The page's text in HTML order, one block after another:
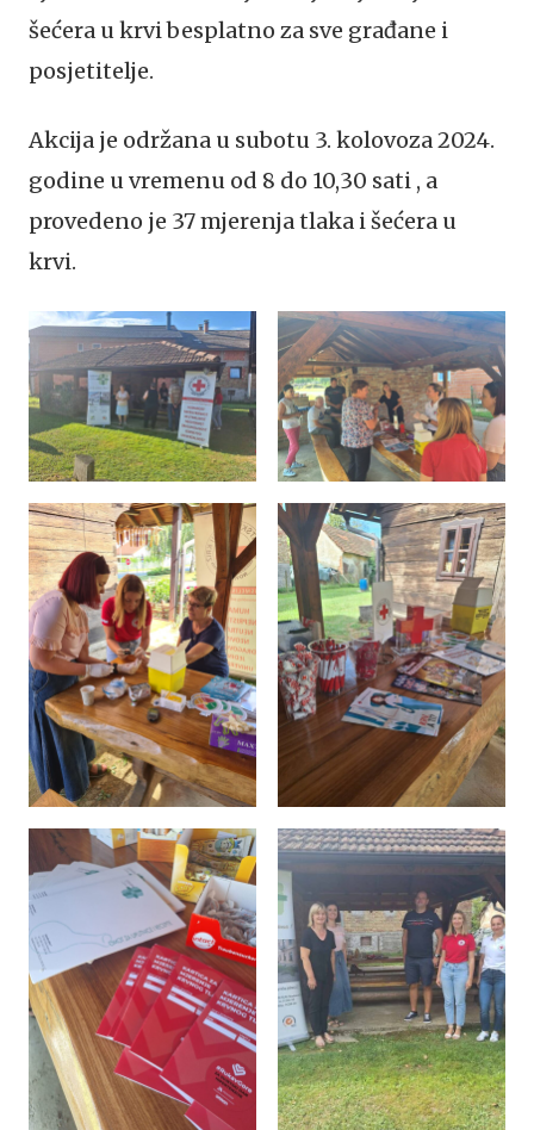
šećera u krvi besplatno za sve građane i
posjetitelje.
Akcija je održana u subotu 3. kolovoza 2024.
godine u vremenu od 8 do 10,30 sati , a
provedeno je 37 mjerenja tlaka i šećera u
krvi.